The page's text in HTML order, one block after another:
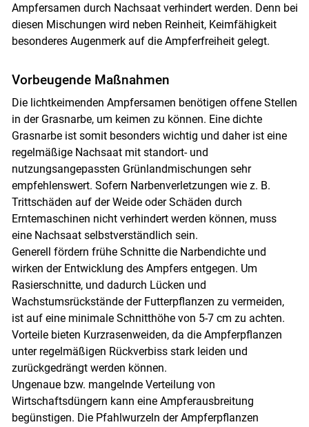
Ampfersamen durch Nachsaat verhindert werden. Denn bei
diesen Mischungen wird neben Reinheit, Keimfähigkeit
besonderes Augenmerk auf die Ampferfreiheit gelegt.
Vorbeugende Maßnahmen
Die lichtkeimenden Ampfersamen benötigen offene Stellen
in der Grasnarbe, um keimen zu können. Eine dichte
Grasnarbe ist somit besonders wichtig und daher ist eine
regelmäßige Nachsaat mit standort- und
nutzungsangepassten Grünlandmischungen sehr
empfehlenswert. Sofern Narbenverletzungen wie z. B.
Trittschäden auf der Weide oder Schäden durch
Erntemaschinen nicht verhindert werden können, muss
eine Nachsaat selbstverständlich sein.
Generell fördern frühe Schnitte die Narbendichte und
wirken der Entwicklung des Ampfers entgegen. Um
Rasierschnitte, und dadurch Lücken und
Wachstumsrückstände der Futterpflanzen zu vermeiden,
ist auf eine minimale Schnitthöhe von 5-7 cm zu achten.
Vorteile bieten Kurzrasenweiden, da die Ampferpflanzen
unter regelmäßigen Rückverbiss stark leiden und
zurückgedrängt werden können.
Ungenaue bzw. mangelnde Verteilung von
Wirtschaftsdüngern kann eine Ampferausbreitung
begünstigen. Die Pfahlwurzeln der Ampferpflanzen